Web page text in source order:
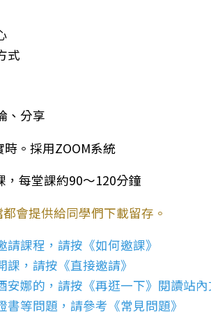
式
、分享
時。採用ZOOM系統
，每堂課約90～120分鐘
會提供給同學們下載留存。
請課程，請按《如何邀課》
課，請按《直接邀請》
安娜的，請按《再逛一下》閱讀站
書等問題，請參考《常見問題》